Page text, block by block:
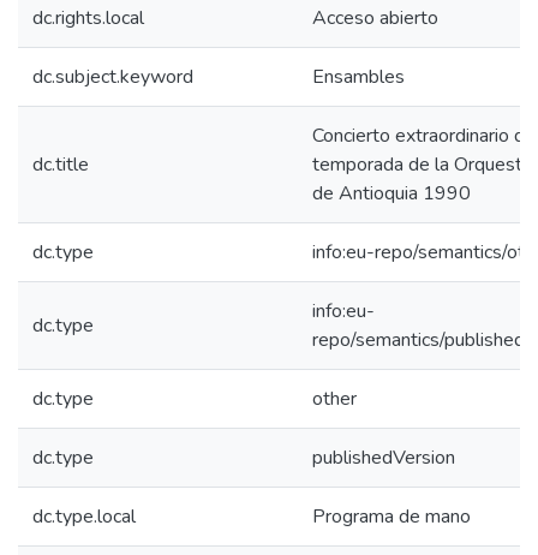
dc.rights.local Acceso abierto
dc.subject.keyword Ensambles
dc.title
Concierto extraordinario de
temporada de la Orquesta
de Antioquia 1990
dc.type info:eu-repo/semantics/
dc.type
info:eu-
repo/semantics/
dc.type other
dc.type publishedVersion
dc.type.local Programa de mano